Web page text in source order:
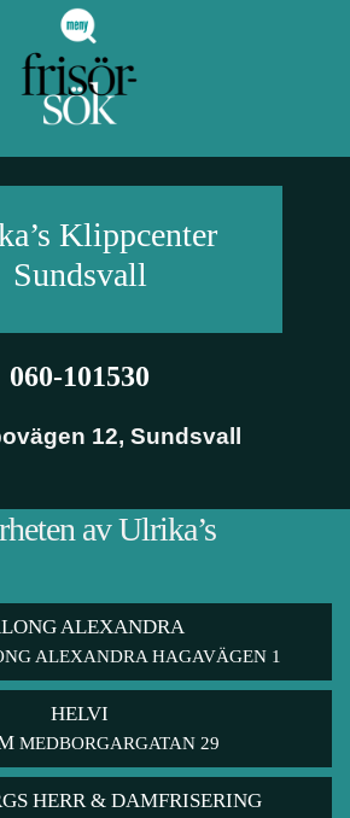
Klippcenter
Sundsvall
060-101530
12, Sundsvall
av Ulrika’s
ALEXANDRA
ALEXANDRA HAGAVÄGEN 1
HELVI
MEDBORGARGATAN 29
HERR & DAMFRISERING